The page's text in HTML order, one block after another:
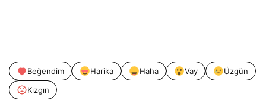
Beğendim Harika Haha Vay
Üzgün
Kızgın